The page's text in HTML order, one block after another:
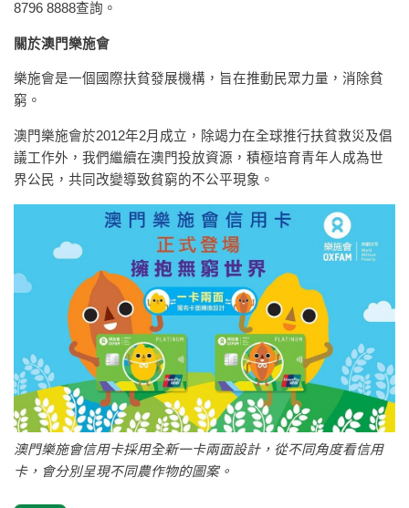
8796 8888查詢。
關於澳門樂施會
樂施會是一個國際扶貧發展機構，旨在推動民眾力量，消除貧
窮。
澳門樂施會於2012年2月成立，除竭力在全球推行扶貧救災及倡
議工作外，我們繼續在澳門投放資源，積極培育青年人成為世
界公民，共同改變導致貧窮的不公平現象。
澳門樂施會信用卡採用全新一卡兩面設計，從不同角度看信用
卡，會分別呈現不同農作物的圖案。